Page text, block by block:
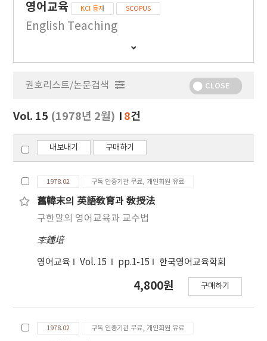
영어교육 KCI 등재 SCOPUS
English Teaching
간
행
보
기
권호리스트/논문검색 CLOSE
Vol. 15 (1978년 2월) 8건
내보내기 구매하기
1978.02 구독 인증기관 무료, 개인회원 유료
舊韓末의 英語敎育과 敎授法
구한말의 영어교육과 교수법
李鍾培
영어교육 Vol. 15 pp.1-15 한국영어교육학회
4,800원 구매하기
1978.02 구독 인증기관 무료, 개인회원 유료